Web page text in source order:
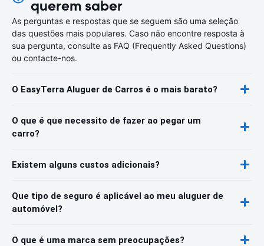
querem saber
As perguntas e respostas que se seguem são uma seleção
das questões mais populares. Caso não encontre resposta à
sua pergunta, consulte as FAQ (Frequently Asked Questions)
ou contacte-nos.
O EasyTerra Aluguer de Carros é o mais barato?
O que é que necessito de fazer ao pegar um
carro?
Existem alguns custos adicionais?
Que tipo de seguro é aplicável ao meu aluguer de
automóvel?
O que é uma marca sem preocupações?